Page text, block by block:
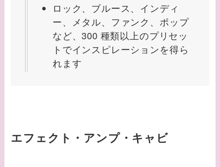
ロック、ブルース、インディ
ー、メタル、ファンク、ポップ
など、300 種類以上のプリセッ
トでインスピレーションを得ら
れます
エフェクト・アンプ・キャビ